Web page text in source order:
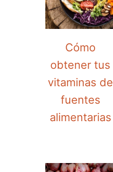
Cómo
obtener tus
vitaminas de
fuentes
alimentarias